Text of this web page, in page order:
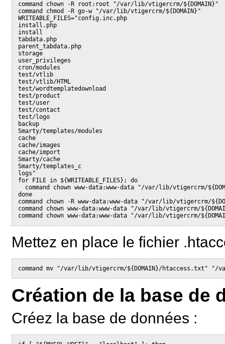
command chown -R root:root "/var/lib/vtigercrm/${DOMAIN}"
command chmod -R go-w "/var/lib/vtigercrm/${DOMAIN}"
WRITEABLE_FILES="config.inc.php
install.php
install
tabdata.php
parent_tabdata.php
storage
user_privileges
cron/modules
test/vtlib
test/vtlib/HTML
test/wordtemplatedownload
test/product
test/user
test/contact
test/logo
backup
Smarty/templates/modules
cache
cache/images
cache/import
Smarty/cache
Smarty/templates_c
logs"
for FILE in ${WRITEABLE_FILES}; do
command chown www-data:www-data "/var/lib/vtigercrm/
done
command chown -R www-data:www-data "/var/lib/vtigercrm/
command chown www-data:www-data "/var/lib/vtigercrm/
Mettez en place le fichier
command mv "/var/lib/vtigercrm/${DOMAIN}/htaccess.txt" "/
Création de la base de
Créez la base de données :